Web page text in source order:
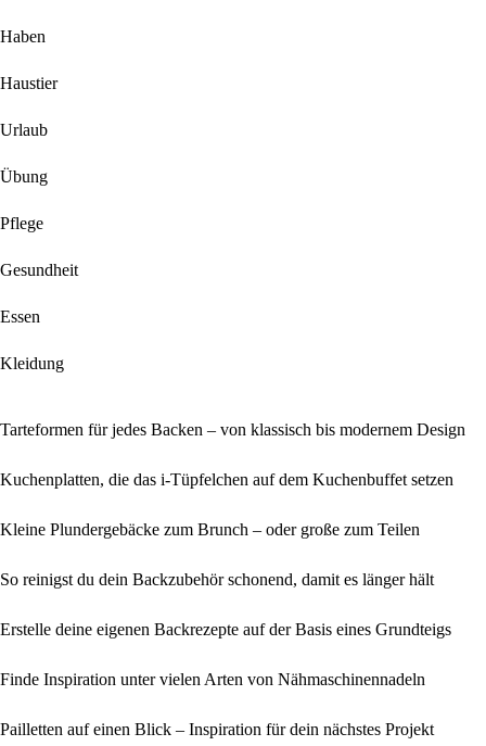
Haben
Haustier
Urlaub
Übung
Pflege
Gesundheit
Essen
Kleidung
Tarteformen für jedes Backen – von klassisch bis modernem Design
Kuchenplatten, die das i-Tüpfelchen auf dem Kuchenbuffet setzen
Kleine Plundergebäcke zum Brunch – oder große zum Teilen
So reinigst du dein Backzubehör schonend, damit es länger hält
Erstelle deine eigenen Backrezepte auf der Basis eines Grundteigs
Finde Inspiration unter vielen Arten von Nähmaschinennadeln
Pailletten auf einen Blick – Inspiration für dein nächstes Projekt